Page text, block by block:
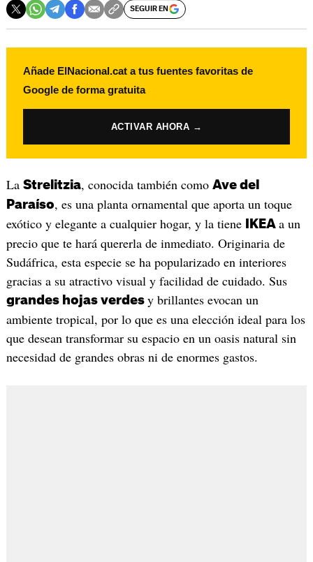
SEGUIR EN
Añade ElNacional.cat a tus fuentes favoritas de
Google de forma gratuita
ACTIVAR AHORA →
La Strelitzia, conocida también como Ave del
Paraíso, es una planta ornamental que aporta un toque
exótico y elegante a cualquier hogar, y la tiene
IKEA a un
precio que te hará quererla de inmediato. Originaria de
Sudáfrica, esta especie se ha popularizado en interiores
gracias a su atractivo visual y facilidad de cuidado. Sus
grandes hojas verdes y brillantes evocan un
ambiente tropical, por lo que es una elección ideal para los
que desean transformar su espacio en un oasis natural sin
necesidad de grandes obras ni de enormes gastos.